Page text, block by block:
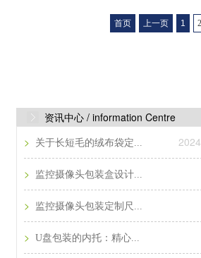
首页 上一页 1 2
资讯中心 / information Centre
> 关于长短毛的绒布袋定...
> 监控摄像头包装盒设计...
> 监控摄像头包装定制尺...
> U盘包装的内托：精心...